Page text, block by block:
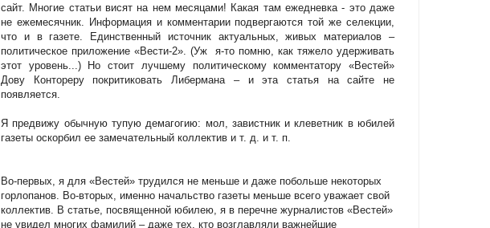
сайт. Многие статьи висят на нем месяцами! Какая там ежедневка - это даже
не ежемесячник. Информация и комментарии подвергаются той же селекции,
что и в газете. Единственный источник актуальных, живых материалов –
политическое приложение «Вести-2». (Уж
я-то помню, как тяжело удерживать
этот уровень...) Но стоит лучшему политическому комментатору «Вестей»
Дову Контореру покритиковать Либермана – и эта статья на сайте не
появляется.
Я предвижу обычную тупую демагогию: мол, завистник и клеветник в юбилей
газеты оскорбил ее замечательный коллектив и т. д. и т. п.
Во-первых, я для «Вестей» трудился не меньше и даже побольше некоторых
горлопанов. Во-вторых, именно начальство газеты меньше всего уважает свой
коллектив. В статье, посвященной юбилею, я в перечне журналистов «Вестей»
не увидел многих фамилий – даже тех, кто возглавляли важнейшие